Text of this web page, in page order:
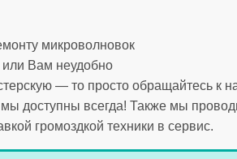
микроволновок
или Вам неудобно
— то просто обращайтесь к
доступны всегда! Также мы
громоздкой техники в сервис.